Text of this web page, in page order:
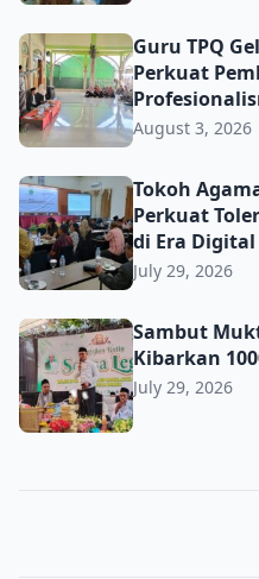
Guru TPQ GelarGuru TPQ
Perkuat
August 3, 2026
Tokoh Agama se-
Tokoh
Perkuat
di Era Digital
July 29, 2026
Sambut Muktamar,
Sambut
Kibarkan
July 29, 2026